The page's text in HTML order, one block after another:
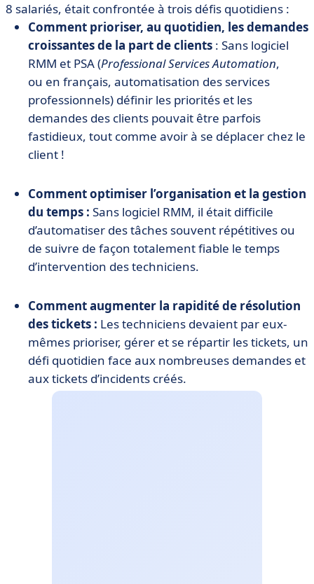
8 salariés, était confrontée à trois défis quotidiens :
Comment prioriser, au quotidien, les demandes
croissantes de la part de clients : Sans logiciel
RMM et PSA (Professional Services Automation,
ou en français, automatisation des services
professionnels) définir les priorités et les
demandes des clients pouvait être parfois
fastidieux, tout comme avoir à se déplacer chez le
client !
Comment optimiser l’organisation et la gestion
du temps : Sans logiciel RMM, il était difficile
d’automatiser des tâches souvent répétitives ou
de suivre de façon totalement fiable le temps
d’intervention des techniciens.
Comment augmenter la rapidité de résolution
des tickets : Les techniciens devaient par eux-
mêmes prioriser, gérer et se répartir les tickets, un
défi quotidien face aux nombreuses demandes et
aux tickets d’incidents créés.